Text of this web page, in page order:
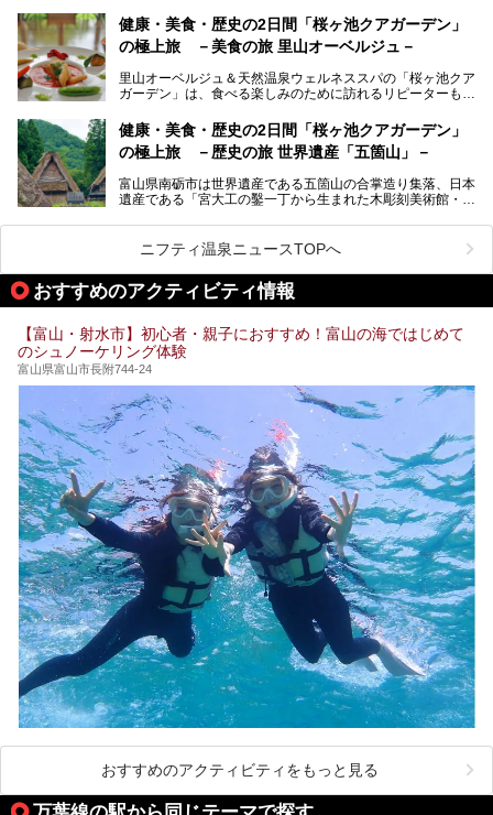
るので、ゆったり楽しみながら美しく健康に。
そんな「桜ヶ池クアガーデン」の天然温泉バイタルプールと
ートしたいと思います。
健康・美食・歴史の2日間「桜ヶ池クアガーデン」
の極上旅 －美食の旅 里山オーベルジュ－
里山オーベルジュ＆天然温泉ウェルネススパの「桜ヶ池クア
ガーデン」は、食べる楽しみのために訪れるリピーターも多
月、水はフレンチ、火、木は和食、土日はその両方がランチ
とディナーで味わえます。オリジナルのスイーツも評判で
す。
そんな「桜ヶ池クアガーデン」に宿泊して、食を満喫してき
たのでじっくりご紹介します！
健康・美食・歴史の2日間「桜ヶ池クアガーデン」
の極上旅 －歴史の旅 世界遺産「五箇山」－
富山県南砺市は世界遺産である五箇山の合掌造り集落、日本
遺産である「宮大工の鑿一丁から生まれた木彫刻美術館・井
小京都・城端と、とても魅力的な観光スポットがたくさんあ
ります。
城端の郊外に建つ里山オーベルジュ＆温泉ウェルネススパ
「桜ヶ池クアガーデン」に泊まって、歴史の旅にお出かけし
てみませんか？
ニフティ温泉ニュースTOPへ
おすすめのアクティビティ情報
【富山・射水市】初心者・親子におすすめ！富山の海ではじめて
のシュノーケリング体験
富山県富山市長附744-24
おすすめのアクティビティをもっと見る